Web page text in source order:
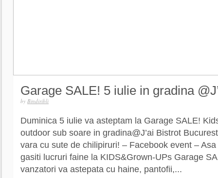
Garage SALE! 5 iulie in gradina
by Bindiribli
Duminica 5 iulie va asteptam la Garage SALE!
outdoor sub soare in gradina@J’ai Bistrot
vara cu sute de chilipiruri! – Facebook event –
gasiti lucruri faine la KIDS&Grown-UPs Garage
vanzatori va astepata cu haine, pantofii,...